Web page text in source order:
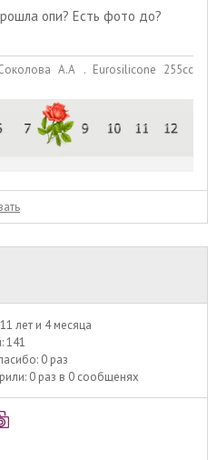
опи? Есть фото до?
А.А . Eurosilicone 255сс
11 лет и 4 месяца
141
0 раз
0 раз в 0 сообщенях